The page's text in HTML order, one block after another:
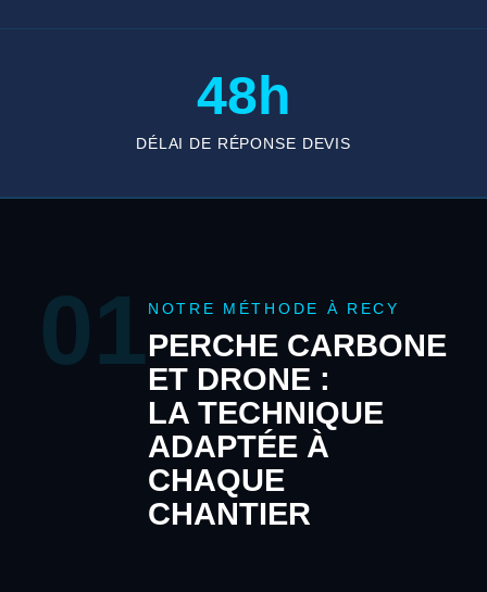
48h
DÉLAI DE RÉPONSE DEVIS
01 NOTRE MÉTHODE À RECY
PERCHE CARBONE
ET DRONE :
LA TECHNIQUE
ADAPTÉE À
CHAQUE
CHANTIER